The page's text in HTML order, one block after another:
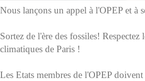
Nous lançons un appel à l'OPEP et à
Sortez de l'ère des fossiles! Respectez
climatiques de Paris !
Les Etats membres de l'OPEP